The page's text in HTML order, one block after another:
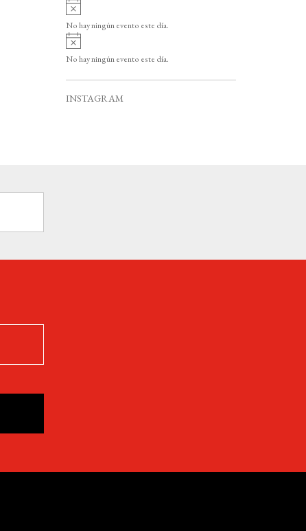
o
A
v
i
o
No hay ningún evento este día.
A
v
i
No hay ningún evento este día.
INSTAGRAM